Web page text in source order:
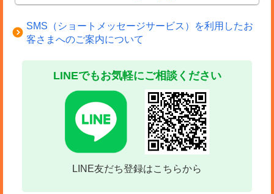
SMS（ショートメッセージサービス）を利用したお
客さまへのご案内について
LINEでもお気軽にご相談ください
LINE友だち登録はこちらから